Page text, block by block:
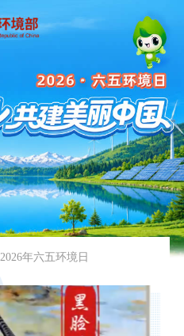
2026年六五环境日